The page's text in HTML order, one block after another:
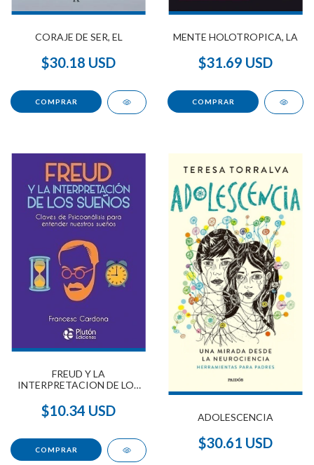
CORAJE DE SER, EL
$30.18 USD
MENTE HOLOTROPICA, LA
$31.69 USD
FREUD Y LA
INTERPRETACION DE LOS
$10.34 USD ADOLESCENCIA
$30.61 USD